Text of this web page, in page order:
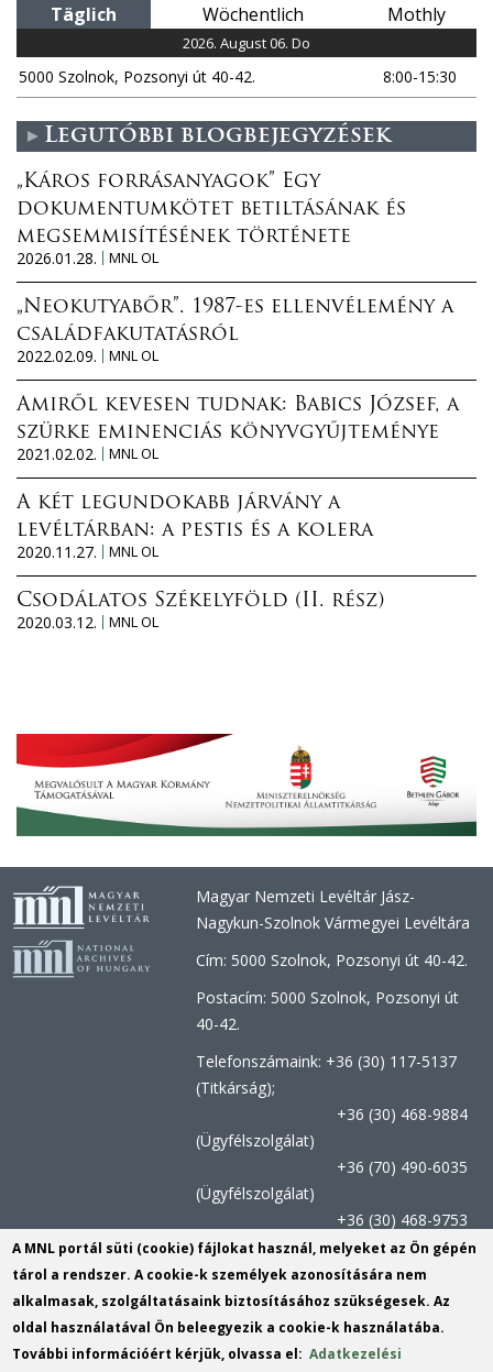
n
Täglich Wöchentlich Mothly
2026. August 06. Do
5000 Szolnok, Pozsonyi út 40-42. 8:00-15:30
Legutóbbi blogbejegyzések
„Káros forrásanyagok” Egy
dokumentumkötet betiltásának és
megsemmisítésének története
2026.01.28.
MNL OL
„Neokutyabőr”. 1987-es ellenvélemény a
családfakutatásról
2022.02.09.
MNL OL
Amiről kevesen tudnak: Babics József, a
szürke eminenciás könyvgyűjteménye
2021.02.02.
MNL OL
A két legundokabb járvány a
levéltárban: a pestis és a kolera
2020.11.27.
MNL OL
Csodálatos Székelyföld (II. rész)
2020.03.12.
MNL OL
Magyar Nemzeti Levéltár Jász-
Nagykun-Szolnok Vármegyei Levéltára
Cím: 5000 Szolnok, Pozsonyi út 40-42.
Postacím: 5000 Szolnok, Pozsonyi út
40-42.
Telefonszámaink: +36 (30) 117-5137
(Titkárság);
+36 (30) 468-9884
(Ügyfélszolgálat)
+36 (70) 490-6035
(Ügyfélszolgálat)
+36 (30) 468-9753
(Kutatószolgálat)
Titkársági e-mail:jnszvl@mnl.gov.hu
Kutatószolgálat e-mail címe:
szolnok.kutatas@mnl.gov.hu(link
A MNL portál süti (cookie) fájlokat használ, melyeket az Ön gépén
tárol a rendszer. A cookie-k személyek azonosítására nem
alkalmasak, szolgáltatásaink biztosításához szükségesek. Az
oldal használatával Ön beleegyezik a cookie-k használatába.
További információért kérjük, olvassa el:Adatkezelési